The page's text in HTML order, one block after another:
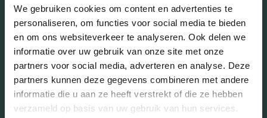
We gebruiken cookies om content en advertenties te
personaliseren, om functies voor social media te bieden
en om ons websiteverkeer te analyseren. Ook delen we
informatie over uw gebruik van onze site met onze
partners voor social media, adverteren en analyse. Deze
partners kunnen deze gegevens combineren met andere
informatie die u aan ze heeft verstrekt of die ze hebben
verzameld op basis van uw gebruik van hun services.
Ongehuwd (42.80%)
Gescheiden (7.42%)
Verweduwd (3.39%)
Leeftijd in wijk